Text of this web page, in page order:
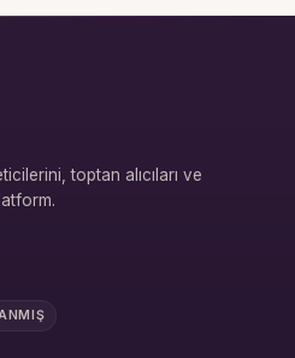
toptan alıcıları ve